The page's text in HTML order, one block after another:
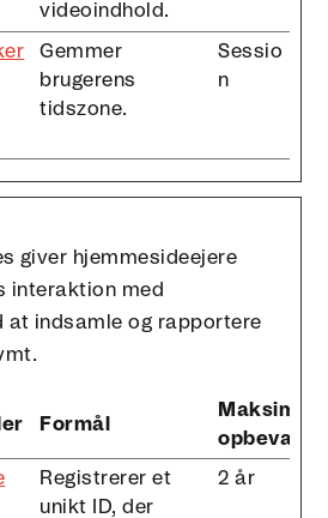
videoindhold.
Gemmer
brugerens
tidszone.
Sessio
n
giver hjemmesideejere
interaktion med
at indsamle og rapportere
Formål
Maksimal
Registrerer et
unikt ID, der
2 år